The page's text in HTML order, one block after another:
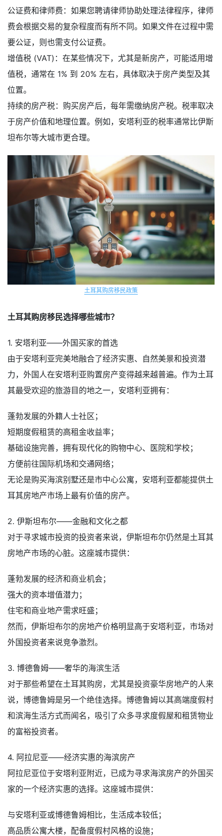
公证费和律师费：如果您聘请律师协助处理法律程序，律师
费会根据交易的复杂程度而有所不同。如果文件在过程中需
要公证，则也需支付公证费。
增值税 (VAT)：在某些情况下，尤其是新房产，可能适用增
值税，通常在 1% 到 20% 左右，具体取决于房产类型及其
位置。
持续的房产税：购买房产后，每年需缴纳房产税。税率取决
于房产价值和地理位置。例如，安塔利亚的税率通常比伊斯
坦布尔等大城市更合理。
土耳其购房移民政策
土耳其购房移民选择哪些城市？
1. 安塔利亚——外国买家的首选
由于安塔利亚完美地融合了经济实惠、自然美景和投资潜
力，外国人在安塔利亚购置房产变得越来越普遍。作为土耳
其最受欢迎的旅游目的地之一，安塔利亚拥有：
蓬勃发展的外籍人士社区；
短期度假租赁的高租金收益率；
基础设施完善，拥有现代化的购物中心、医院和学校；
方便前往国际机场和交通网络；
无论是购买海滨别墅还是市中心公寓，安塔利亚都能提供土
耳其房地产市场上最有价值的房产。
2. 伊斯坦布尔——金融和文化之都
对于寻求城市投资的投资者来说，伊斯坦布尔仍然是土耳其
房地产市场的心脏。这座城市提供：
蓬勃发展的经济和商业机会；
强大的资本增值潜力；
住宅和商业地产需求旺盛；
然而，伊斯坦布尔的房地产价格明显高于安塔利亚，市场对
外国投资者来说竞争激烈。
3. 博德鲁姆——奢华的海滨生活
对于那些希望在土耳其购房，尤其是投资豪华房地产的人来
说，博德鲁姆是另一个绝佳选择。博德鲁姆以其高端度假村
和滨海生活方式而闻名，吸引了众多寻求度假屋和租赁物业
的富裕投资者。
4. 阿拉尼亚——经济实惠的海滨房产
阿拉尼亚位于安塔利亚附近，已成为寻求海滨房产的外国买
家的一个经济实惠的选择。这座城市提供：
与安塔利亚或博德鲁姆相比，生活成本较低；
高品质公寓大楼，配备度假村风格的设施；